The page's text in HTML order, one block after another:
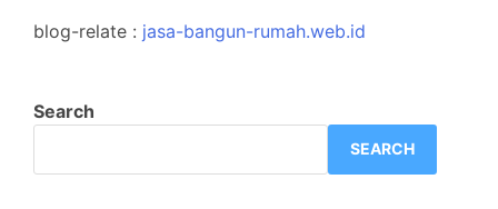
blog-relate : jasa-bangun-rumah.web.id
Search
SEARCH